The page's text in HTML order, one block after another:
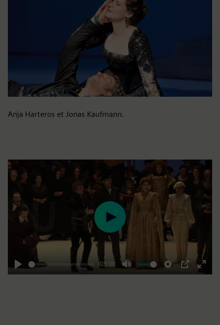
Anja Harteros et Jonas Kaufmann.
Play
-03:00
Mute Settings
PIP
Enter
Play